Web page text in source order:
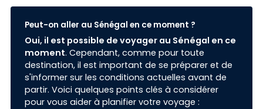
Peut-on aller au Sénégal en ce moment ?
Oui, il est possible de voyager au Sénégal en ce
moment. Cependant, comme pour toute
destination, il est important de se préparer et de
s'informer sur les conditions actuelles avant de
partir. Voici quelques points clés à considérer
pour vous aider à planifier votre voyage :